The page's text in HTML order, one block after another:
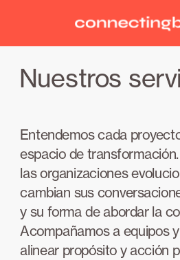
Nuestros
Entendemos cada
espacio de
las organizaciones
cambian sus
y su forma de abordar la
Acompañamos a equipos
alinear propósito y acción